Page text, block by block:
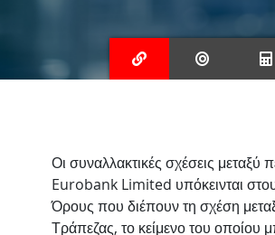
Οι συναλλακτικές σχέσεις μεταξύ
Eurobank Limited υπόκεινται
Όρους που διέπουν τη σχέση
Τράπεζας, το κείμενο του οποίου